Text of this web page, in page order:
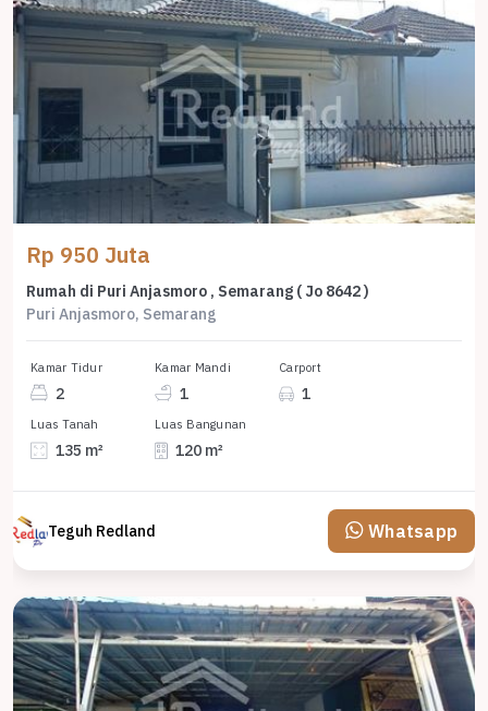
Rp 950 Juta
Rumah di Puri Anjasmoro , Semarang ( Jo 8642 )
Puri Anjasmoro, Semarang
Kamar Tidur
2
Kamar Mandi
1
Carport
1
Luas Tanah
135 m²
Luas Bangunan
120 m²
Teguh Redland Whatsapp